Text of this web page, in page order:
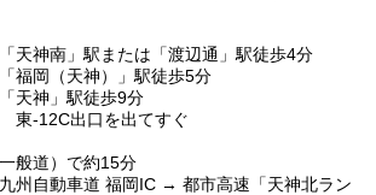
天神南」駅または「渡辺通」駅徒歩4分
福岡（天神）」駅徒歩5分
天神」駅徒歩9分
-12C出口を出てすぐ
般道）で約15分
州自動車道 福岡IC → 都市高速「天神北ラン